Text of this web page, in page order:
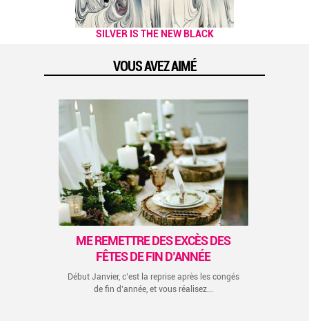
SILVER IS THE NEW BLACK
NOS PETITES ASTUCES POUR
VOUS AVEZ AIMÉ
ME REMETTRE DES EXCÈS DES
FÊTES DE FIN D’ANNÉE
Début Janvier, c’est la reprise après les congés
de fin d’année, et vous réalisez...